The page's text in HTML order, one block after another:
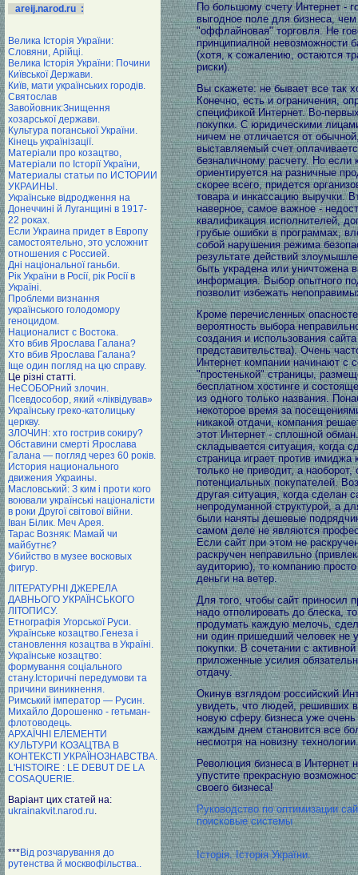
areij.narod.ru :
Велика Історія України:
Словяни, Арійці.
Велика Історія України: Почини
Київської Держави.
Київ, мати українських городів.
Святослав
Завойовник:Знищення
хозарської держави.
Культура поганської України.
Кінець українізації.
Матеріали про козацтво,
Матеріали по Історії України,
Материалы статьи по ИСТОРИИ
УКРАИНЫ.
Українське відродження на
Донеччині й Луганщині в 1917-
22 роках.
Если Украина придет в Европу
самостоятельно, это усложнит
отношения с Россией.
Дні національної ганьби.
Рік України в Росії, рік Росії в
Україні.
Проблеми визнання
українського голодомору
геноцидом.
Националист с Востока.
Хто вбив Ярослава Галана?
Хто вбив Ярослава Галана?
Іще один погляд на цю справу.
Це різні статті.
НеСОБОРний злочин.
Псевдособор, який «ліквідував»
Українську греко-католицьку
церкву.
ЗЛОЧИН: хто гострив сокиру?
Обставини смерті Ярослава
Галана — погляд через 60 років.
История национального
движения Украины.
Масловський: З ким i проти кого
воювали українські націоналісти
в роки Другої світової війни.
Iван Бiлик. Меч Арея.
Тарас Возняк: Мамай чи
майбутнє?
Убийство в музее восковых
фигур.
ЛІТЕРАТУРНІ ДЖЕРЕЛА
ДАВНЬОГО УКРАЇНСЬКОГО
ЛІТОПИСУ.
Етнографія Угорської Руси.
Українське козацтво.Генеза і
становлення козацтва в Україні.
Українське козацтво:
формування соціального
стану.Історичні передумови та
причини виникнення.
Римський імператор — Русин.
Михайло Дорошенко - гетьман-
флотоводець.
АРХАЇЧНІ ЕЛЕМЕНТИ
КУЛЬТУРИ КОЗАЦТВА В
КОНТЕКСТІ УКРАЇНОЗНАВСТВА.
L'HISTOIRE : LE DEBUT DE LA
COSAQUERIE.
Варіант цих статей на:
ukrainakvit.narod.ru.
***Від розчарування до
рутенства й москвофільства..
По большому счету Интернет -
выгодное поле для бизнеса,
"оффлайновая" торговля. Не
принципиалной невозможности
(хотя, к сожалению, остаются
риски).
Вы скажете: не бывает все так
Конечно, есть и ограничения,
спецификой Интернет. Во-
покупки. С юридическими
ничем не отличается от
выставляемый счет
безналичному расчету. Но если
ориентируется на разничные
скорее всего, придется
товара и инкассацию выручки.
наверное, самое важное -
квалификация исполнителей,
грубые ошибки в программах,
собой нарушения режима
результате действий
быть украдена или уничтожена
информация. Выбор опытного
позволит избежать
Кроме перечисленных
вероятность выбора
создания и использования
представительства). Очень
Интернет компании начинают с
"простенькой" страницы,
бесплатном хостинге и
из одного только названия.
некоторое время за
никакой отдачи, компания
этот Интернет - сплошной
складывается ситуация, когда
страница играет против имиджа
только не приводит, а наоборот,
потенциальных покупателей.
другая ситуация, когда сделан
непродуманной структурой, а
были наняты дешевые
самом деле не являются
Если сайт при этом не
раскручен неправильно
аудиторию), то компанию
деньги на ветер.
Для того, чтобы сайт приносил
надо отполировать до блеска,
продумать каждую мелочь,
ни один пришедший человек не
покупки. В сочетании с активной
приложенные усилия
отдачу.
Окинув взглядом российский
увидеть, что людей, решивших
новую сферу бизнеса уже очень
каждым днем становится все
несмотря на новизну технологии.
Революция бизнеса в Интернет
упустите прекрасную
своего бизнеса!
Руководство по оптимизации
поисковые системы
Історія. Історія України.